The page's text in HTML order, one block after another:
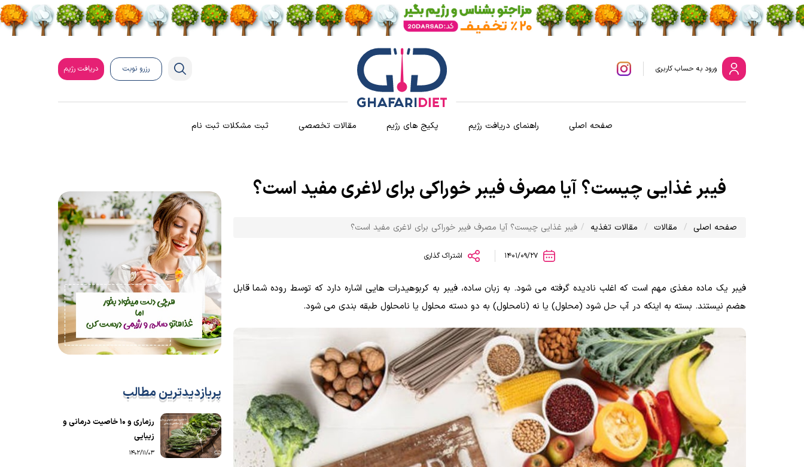
ورود به حساب کاربری رزرو نوبت دریافت رژیم
صفحه اصلی راهنمای دریافت رژیم پکیج های رژیم مقالات تخصصی ثبت مشکلات ثبت نام
فیبر غذایی چیست؟ آیا مصرف فیبر خوراکی برای لاغری مفید است؟
صفحه اصلی مقالات مقالات تغذیه فیبر غذایی چیست؟ آیا مصرف فیبر خوراکی برای لاغری مفید است؟
1401/09/27 اشتراک گذاری
فیبر یک ماده مغذی مهم است که اغلب نادیده گرفته می شود. به زبان ساده، فیبر به کربوهیدرات هایی اشاره دارد که توسط روده شما قابل
هضم نیستند. بسته به اینکه در آب حل شود (محلول) یا نه (نامحلول) به دو دسته محلول یا نامحلول طبقه بندی می شود.
پربازدیدترین مطالب
رزماری و ۱۰ خاصیت درمانی و
زیبایی
1402/11/03